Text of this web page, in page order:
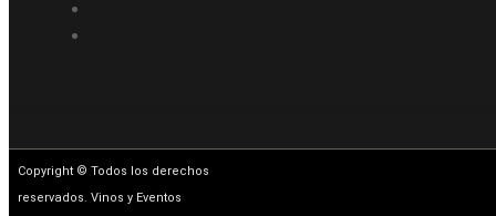
Copyright © Todos los derechos
reservados. Vinos y Eventos